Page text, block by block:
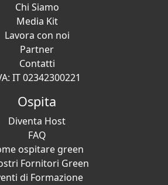
Chi Siamo
Media Kit
Lavora con noi
Partner
Contatti
IT 02342300221
Ospita
Diventa Host
FAQ
ospitare green
Fornitori Green
di Formazione